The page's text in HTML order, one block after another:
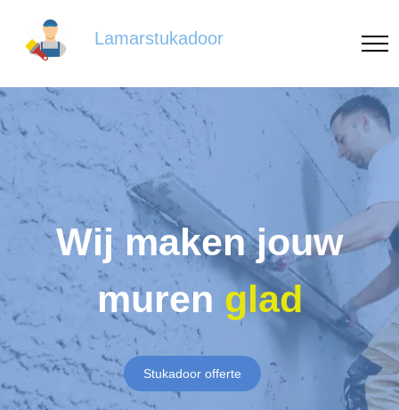
Lamarstukadoor
Wij maken jouw
muren glad
Stukadoor offerte